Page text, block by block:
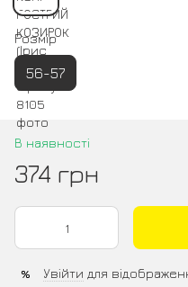
Розмір
56-57
В наявності
374 грн
% Увійти для